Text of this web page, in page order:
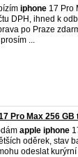
iphone 17 Pro
DPH, ihned k
po Praze
...
Pro Max 256
apple iphone
oděrek, stav
odeslat